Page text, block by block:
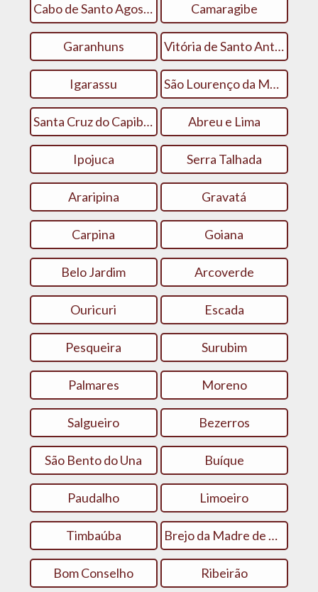
Cabo de Santo Agostinho Camaragibe
Garanhuns Vitória de Santo Antão
Igarassu São Lourenço da Mata
Santa Cruz do Capibaribe Abreu e Lima
Ipojuca Serra Talhada
Araripina Gravatá
Carpina Goiana
Belo Jardim Arcoverde
Ouricuri Escada
Pesqueira Surubim
Palmares Moreno
Salgueiro Bezerros
São Bento do Una Buíque
Paudalho Limoeiro
Timbaúba Brejo da Madre de Deus
Bom Conselho Ribeirão